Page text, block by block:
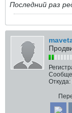
Последний раз
Откуда: